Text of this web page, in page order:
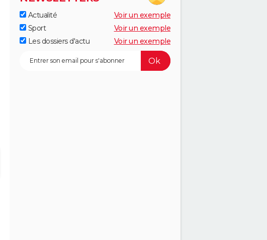
Actualité
Voir un exemple
Sport
Voir un exemple
Les dossiers d'actu
Voir un exemple